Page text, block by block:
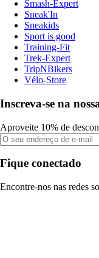
Smash-Expert
Sneak'In
Sneakids
Sport is good
Training-Fit
Trek-Expert
TripNBikers
Vélo-Store
Inscreva-se na
Aproveite 10% de
Fique conectado
Encontre-nos nas redes